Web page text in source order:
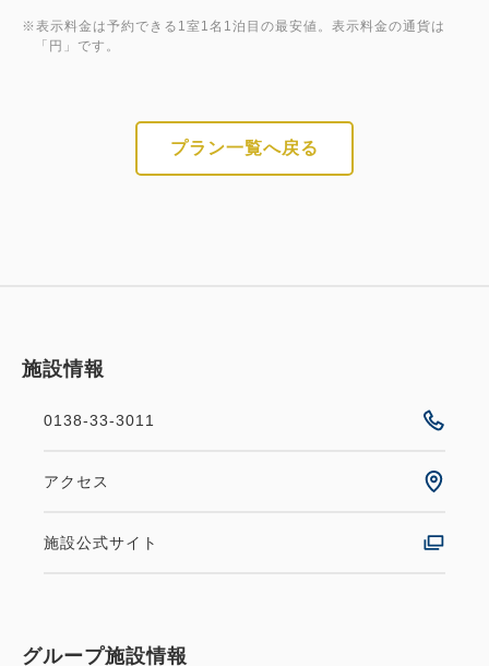
※表示料金は予約できる1室1名1泊目の最安値。表示料金の通貨は
「円」です。
プラン一覧へ戻る
施設情報
0138-33-3011
アクセス
施設公式サイト
グループ施設情報